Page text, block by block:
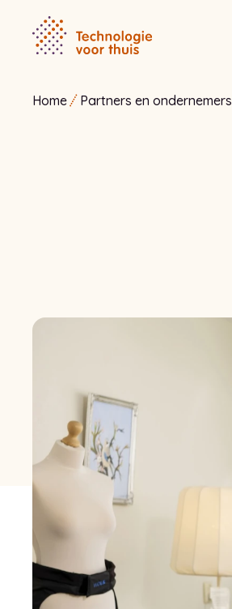
Home Partners en ondernemers